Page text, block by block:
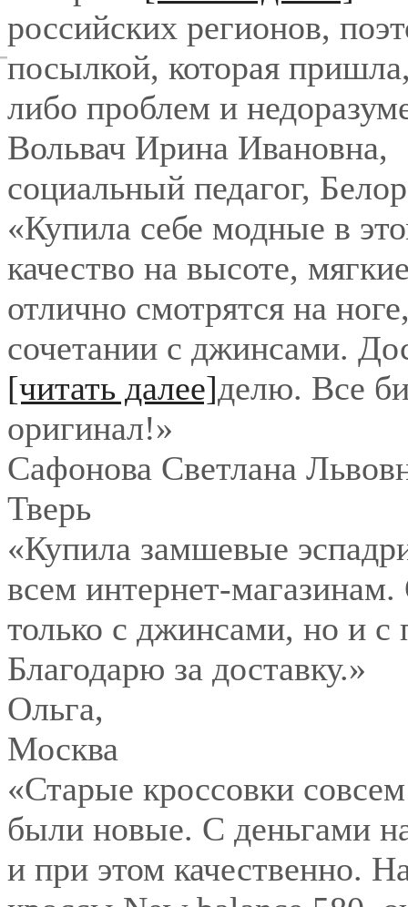
российских регионов,
посылкой, которая
либо проблем и
Вольвач Ирина Ивановна,
социальный педагог,
«Купила себе модные в
качество на высоте,
отлично смотрятся на
сочетании с джинсами.
[читать далее]делю. Все
оригинал!»
Сафонова Светлана
Тверь
«Купила замшевые
всем интернет-
только с джинсами, но и с
Благодарю за доставку.»
Ольга,
Москва
«Старые кроссовки
были новые. С деньгами
и при этом качественно.